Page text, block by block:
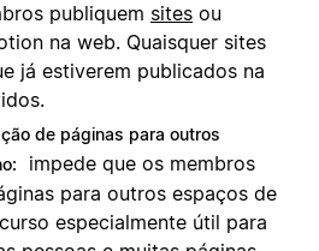
publiquem sites ou
na web. Quaisquer sites
já estiverem publicados na
de páginas para outros
impede que os membros
para outros espaços de
especialmente útil para